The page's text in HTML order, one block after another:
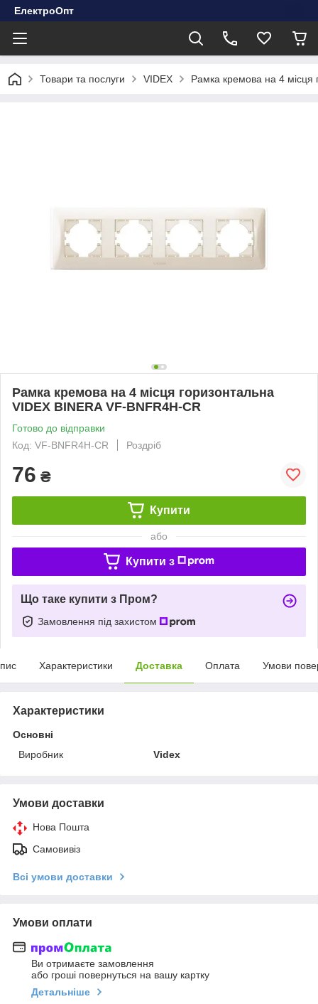
ЕлектроОпт
Товари та послуги VIDEX Рамка кремова на 4 місця
Рамка кремова на 4 місця горизонтальна
VIDEX BINERA VF-BNFR4H-CR
Готово до відправки
Код: VF-BNFR4H-CR
Роздріб
76 ₴
Купити
або
Купити з
Що таке купити з Пром?
Замовлення під захистом
Характеристики Доставка Оплата Умови
Характеристики
Основні
Виробник
Videx
Умови доставки
Нова Пошта
Самовивіз
Всі умови доставки
Умови оплати
Ви отримаєте замовлення
або гроші повернуться на вашу картку
Детальніше